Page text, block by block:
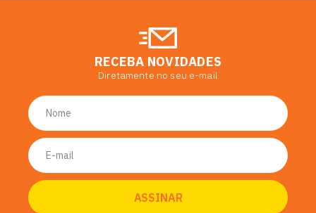
RECEBA NOVIDADES
Diretamente no seu e-mail